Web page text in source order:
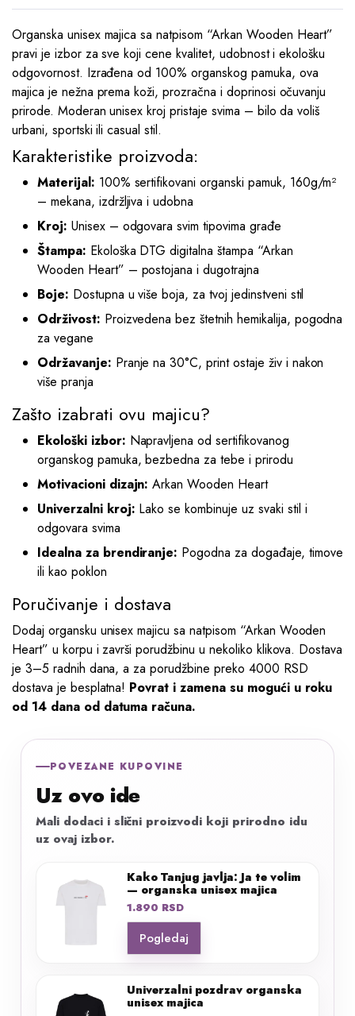
Organska unisex majica sa natpisom “Arkan Wooden Heart”
pravi je izbor za sve koji cene kvalitet, udobnost i ekološku
odgovornost. Izrađena od 100% organskog pamuka, ova
majica je nežna prema koži, prozračna i doprinosi očuvanju
prirode. Moderan unisex kroj pristaje svima – bilo da voliš
urbani, sportski ili casual stil.
Karakteristike proizvoda:
Materijal: 100% sertifikovani organski pamuk, 160g/m²
– mekana, izdržljiva i udobna
Kroj: Unisex – odgovara svim tipovima građe
Štampa: Ekološka DTG digitalna štampa “Arkan
Wooden Heart” – postojana i dugotrajna
Boje: Dostupna u više boja, za tvoj jedinstveni stil
Održivost: Proizvedena bez štetnih hemikalija, pogodna
za vegane
Održavanje: Pranje na 30°C, print ostaje živ i nakon
više pranja
Zašto izabrati ovu majicu?
Ekološki izbor: Napravljena od sertifikovanog
organskog pamuka, bezbedna za tebe i prirodu
Motivacioni dizajn: Arkan Wooden Heart
Univerzalni kroj: Lako se kombinuje uz svaki stil i
odgovara svima
Idealna za brendiranje: Pogodna za događaje, timove
ili kao poklon
Poručivanje i dostava
Dodaj organsku unisex majicu sa natpisom “Arkan Wooden
Heart” u korpu i završi porudžbinu u nekoliko klikova. Dostava
je 3–5 radnih dana, a za porudžbine preko 4000 RSD
dostava je besplatna! Povrat i zamena su mogući u roku
od 14 dana od datuma računa.
POVEZANE KUPOVINE
Uz ovo ide
Mali dodaci i slični proizvodi koji prirodno idu
uz ovaj izbor.
Kako Tanjug javlja: Ja te volim
— organska unisex majica
1.890 RSD
Pogledaj
Univerzalni pozdrav organska
unisex majica